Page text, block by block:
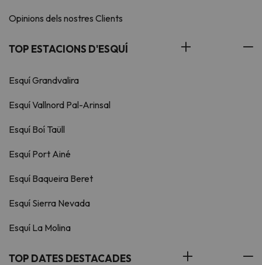
Opinions dels nostres Clients
TOP ESTACIONS D'ESQUÍ
Esquí Grandvalira
Esquí Vallnord Pal-Arinsal
Esquí Boí Taüll
Esquí Port Ainé
Esquí Baqueira Beret
Esquí Sierra Nevada
Esquí La Molina
TOP DATES DESTACADES